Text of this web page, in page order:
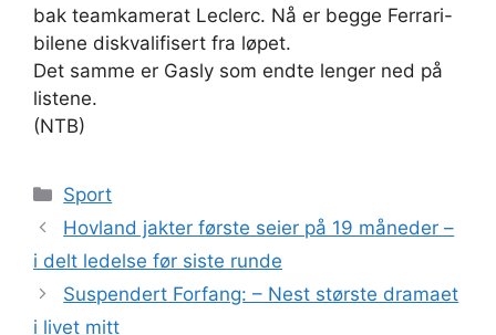
bak teamkamerat Leclerc. Nå er begge Ferrari-
bilene diskvalifisert fra løpet.
Det samme er Gasly som endte lenger ned på
listene.
(NTB)
Kategorier
Sport
Hovland jakter første seier på 19 måneder –
i delt ledelse før siste runde
Suspendert Forfang: – Nest største dramaet
i livet mitt